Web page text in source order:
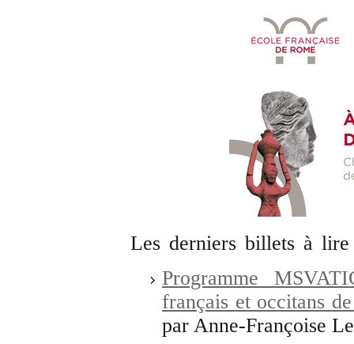
Les derniers billets à
Programme
français et occitans
par Anne-Françoise